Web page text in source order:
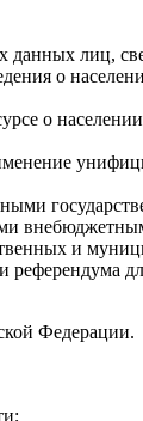
лиц,
о
о
и
Федерации.